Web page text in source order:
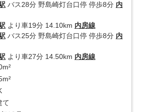
バス28分 野島崎灯台口停 停歩8分 内
より車19分 14.10km 内房線
バス25分 野島崎灯台口停 停歩8分 内
より車27分 14.50km 内房線
て